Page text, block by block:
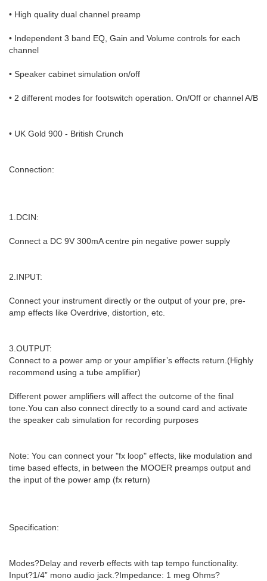
• High quality dual channel preamp
• Independent 3 band EQ, Gain and Volume controls for each
channel
• Speaker cabinet simulation on/off
• 2 different modes for footswitch operation. On/Off or channel A/B
• UK Gold 900 - British Crunch
Connection:
1.DCIN:
Connect a DC 9V 300mA centre pin negative power supply
2.INPUT:
Connect your instrument directly or the output of your pre, pre-
amp effects like Overdrive, distortion, etc.
3.OUTPUT:
Connect to a power amp or your amplifier’s effects return.(Highly
recommend using a tube amplifier)
Different power amplifiers will affect the outcome of the final
tone.You can also connect directly to a sound card and activate
the speaker cab simulation for recording purposes
Note: You can connect your "fx loop" effects, like modulation and
time based effects, in between the MOOER preamps output and
the input of the power amp (fx return)
Specification:
Modes?Delay and reverb effects with tap tempo functionality.
Input?1/4” mono audio jack.?Impedance: 1 meg Ohms?